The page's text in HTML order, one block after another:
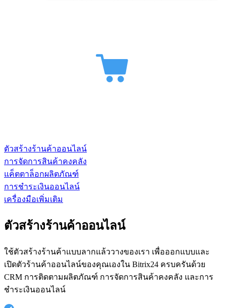
ตัวสร้างร้านค้าออนไลน์
การจัดการสินค้าคงคลัง
แค็ตตาล็อกผลิตภัณฑ์
การชำระเงินออนไลน์
เครื่องมือเพิ่มเติม
ตัวสร้างร้านค้าออนไลน์
ใช้ตัวสร้างร้านค้าแบบลากแล้ววางของเรา เพื่อออกแบบและ
เปิดตัวร้านค้าออนไลน์ของคุณเองใน Bitrix24 ครบครันด้วย
CRM การติดตามผลิตภัณฑ์ การจัดการสินค้าคงคลัง และการ
ชำระเงินออนไลน์